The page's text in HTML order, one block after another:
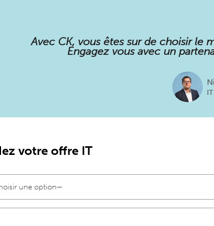
Avec CK, vous êtes sur de choisir le
Engagez vous avec un
votre offre IT